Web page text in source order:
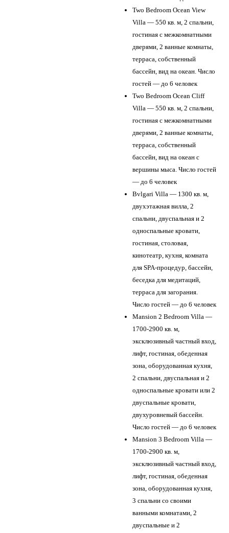
Two Bedroom Ocean View
Villa — 550 кв. м, 2 спальни,
гостиная с межкомнатными
дверями, 2 ванные комнаты,
терраса, собственный
бассейн, вид на океан. Число
гостей — до 6 человек
Two Bedroom Ocean Cliff
Villa — 550 кв. м, 2 спальни,
гостиная с межкомнатными
дверями, 2 ванные комнаты,
терраса, собственный
бассейн, вид на океан с
вершины мыса. Число гостей
— до 6 человек
Bvlgari Villa — 1300 кв. м,
двухэтажная вилла, 2
спальни, двуспальная и 2
односпальные кровати,
гостиная, столовая,
кинотеатр, кухня, комната
для SPA-процедур, бассейн,
беседка для медитаций,
терраса для загорания.
Число гостей — до 6 человек
Mansion 2 Bedroom Villa —
1700-2900 кв. м,
эксклюзивный частный вход,
лифт, гостиная, обеденная
зона, оборудованная кухня,
2 спальни, двуспальная и 2
односпальные кровати или 2
двуспальные кровати,
двухуровневый бассейн.
Число гостей — до 6 человек
Mansion 3 Bedroom Villa —
1700-2900 кв. м,
эксклюзивный частный вход,
лифт, гостиная, обеденная
зона, оборудованная кухня,
3 спальни со своими
ванными комнатами, 2
двуспальные и 2